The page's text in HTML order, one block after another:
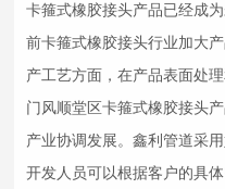
卡箍式橡胶接头产品已经成
前卡箍式橡胶接头行业加大
产工艺方面，在产品表面处
门风顺堂区卡箍式橡胶接头
产业协调发展。鑫利管道采
开发人员可以根据客户的具